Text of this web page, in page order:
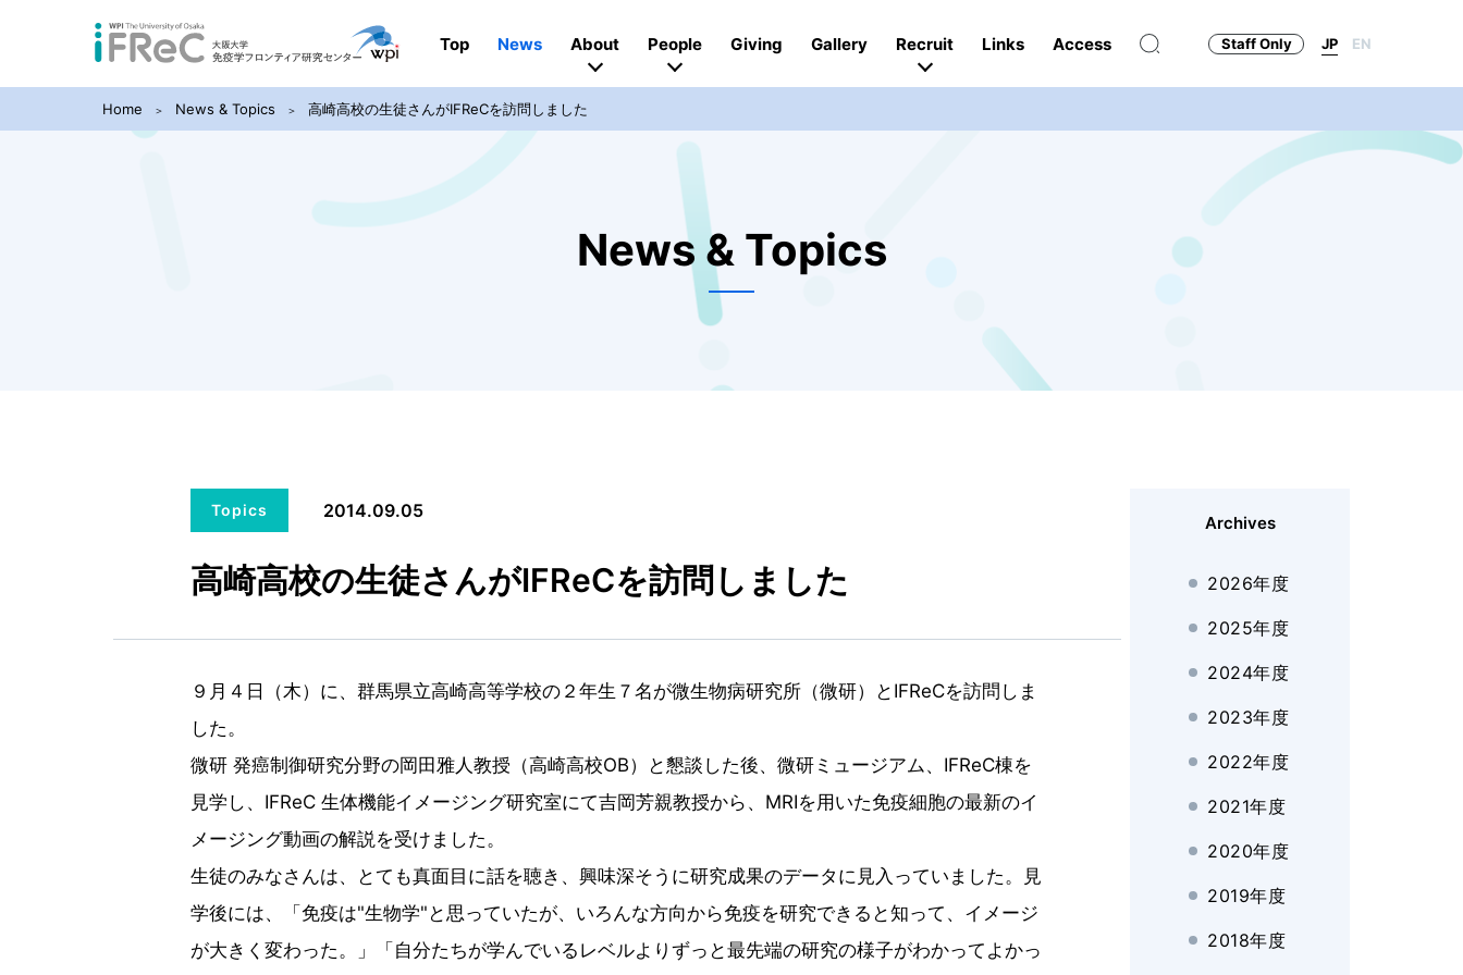
Top News About People Giving Gallery Recruit Links Access Staff Only JP EN
Home News & Topics 高崎高校の生徒さんがIFReCを訪問しました
News & Topics
Topics 2014.09.05
高崎高校の生徒さんがIFReCを訪問しました
９月４日（木）に、群馬県立高崎高等学校の２年生７名が微生物病研究所（微研）とIFReCを訪問しま
した。
微研 発癌制御研究分野の岡田雅人教授（高崎高校OB）と懇談した後、微研ミュージアム、IFReC棟を
見学し、IFReC 生体機能イメージング研究室にて吉岡芳親教授から、MRIを用いた免疫細胞の最新のイ
メージング動画の解説を受けました。
生徒のみなさんは、とても真面目に話を聴き、興味深そうに研究成果のデータに見入っていました。見
学後には、「免疫は"生物学"と思っていたが、いろんな方向から免疫を研究できると知って、イメージ
が大きく変わった。」「自分たちが学んでいるレベルよりずっと最先端の研究の様子がわかってよかっ
Archives
2026年度
2025年度
2024年度
2023年度
2022年度
2021年度
2020年度
2019年度
2018年度